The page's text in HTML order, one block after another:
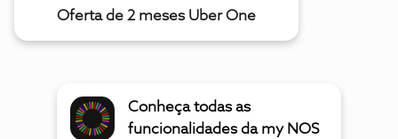
Oferta de 2 meses Uber One
Conheça todas as
funcionalidades da my NOS